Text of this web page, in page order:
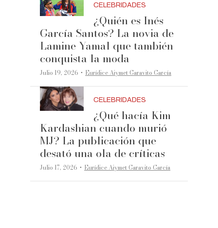
CELEBRIDADES
¿Quién es Inés
García Santos? La novia de
Lamine Yamal que también
conquista la moda
Julio 19, 2026 ·Eurídice Aiymet Garavito García
CELEBRIDADES
¿Qué hacía Kim
Kardashian cuando murió
MJ? La publicación que
desató una ola de críticas
Julio 17, 2026 ·Eurídice Aiymet Garavito García